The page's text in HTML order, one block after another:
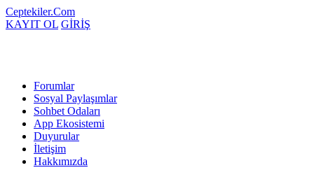
Ceptekiler.Com
KAYIT OL GİRİŞ
Forumlar
Sosyal Paylaşımlar
Sohbet Odaları
App Ekosistemi
Duyurular
İletişim
Hakkımızda